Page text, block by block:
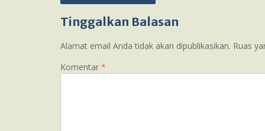
Tinggalkan Balasan
Alamat email Anda tidak akan dipublikasikan. Ruas
Komentar *